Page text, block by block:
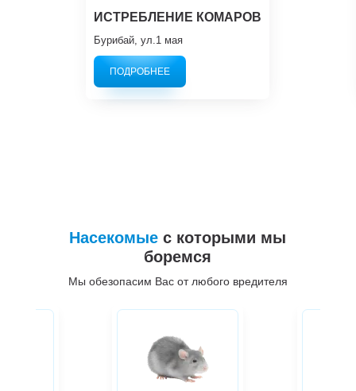
ИСТРЕБЛЕНИЕ КОМАРОВ
Бурибай, ул.1 мая
ПОДРОБНЕЕ
Насекомые с которыми мы
боремся
Мы обезопасим Вас от любого вредителя